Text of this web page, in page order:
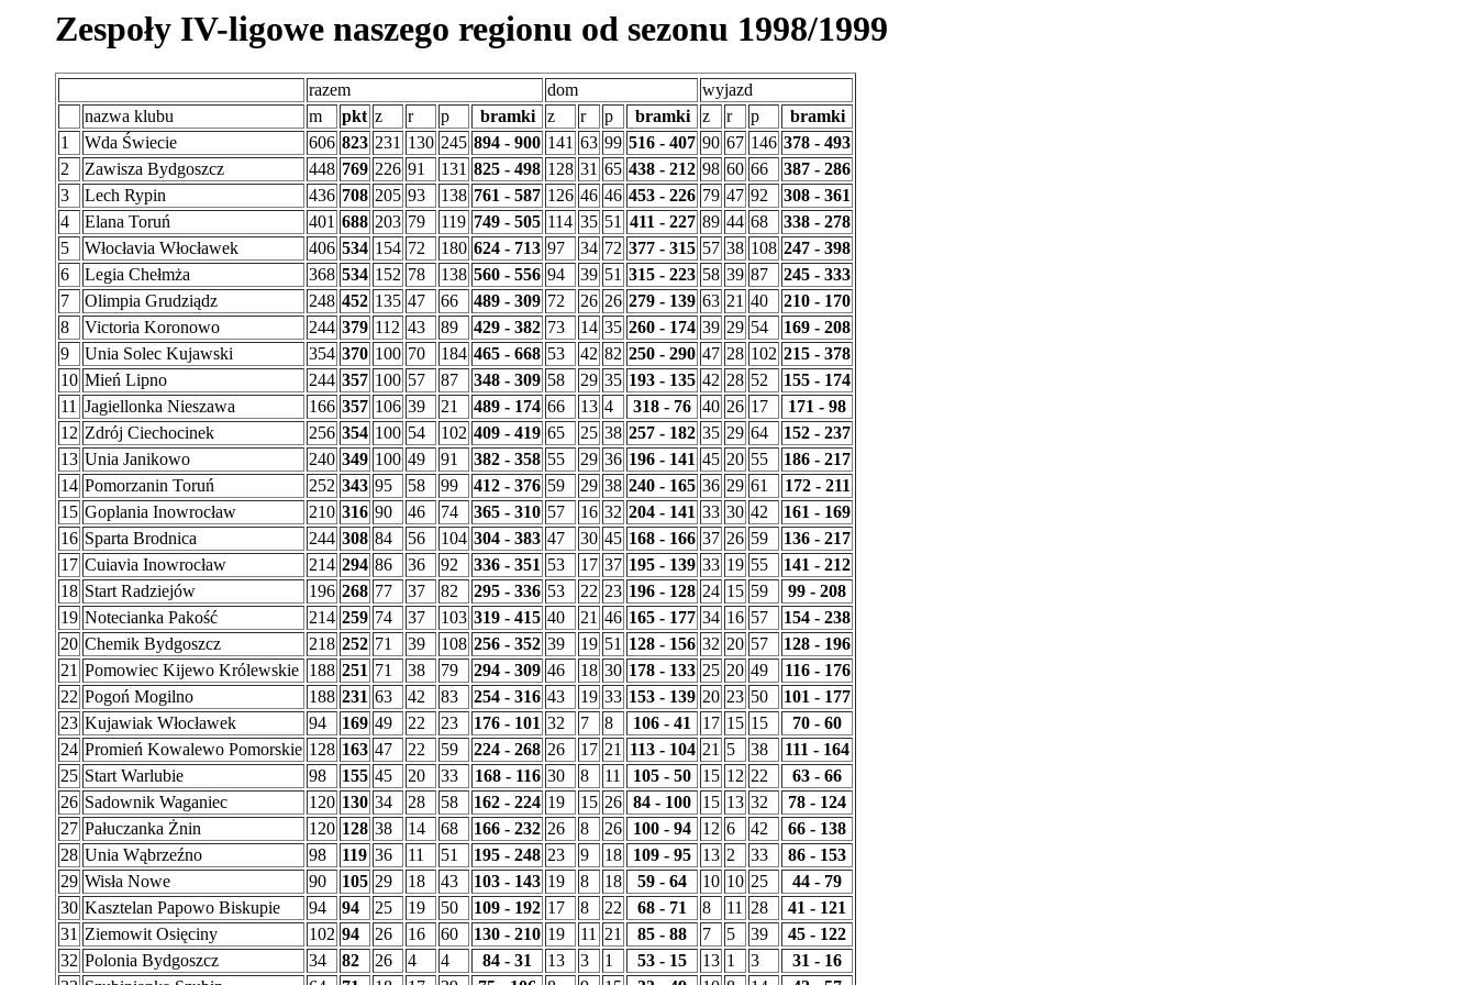
Zespoły IV-ligowe naszego regionu od sezonu 1998/1999
razem dom
wyjazd
nazwa klubu
m pkt z r p bramki z r p bramki z r p
bramki
1
Wda Świecie 606 823 231 130 245 894 - 900 141 63 99 516 - 407 90 67 146 378 - 493
2
Zawisza Bydgoszcz 448 769 226 91 131 825 - 498 128 31 65 438 - 212 98 60 66
387 - 286
3
Lech Rypin 436 708 205 93 138 761 - 587 126 46 46 453 - 226 79 47 92
308 - 361
4
Elana Toruń 401 688 203 79 119 749 - 505 114 35 51 411 - 227 89 44 68
338 - 278
5
Włocłavia Włocławek 406 534 154 72 180 624 - 713 97 34 72 377 - 315 57 38 108 247 - 398
6
Legia Chełmża 368 534 152 78 138 560 - 556 94 39 51 315 - 223 58 39 87
245 - 333
7
Olimpia Grudziądz 248 452 135 47 66 489 - 309 72 26 26 279 - 139 63 21 40
210 - 170
8
Victoria Koronowo 244 379 112 43 89 429 - 382 73 14 35 260 - 174 39 29 54
169 - 208
9
Unia Solec Kujawski 354 370 100 70 184 465 - 668 53 42 82 250 - 290 47 28 102 215 - 378
10 Mień Lipno 244 357 100 57 87 348 - 309 58 29 35 193 - 135 42 28 52
155 - 174
11 Jagiellonka Nieszawa 166 357 106 39 21 489 - 174 66 13 4 318 - 76 40 26 17
171 - 98
12 Zdrój Ciechocinek 256 354 100 54 102 409 - 419 65 25 38 257 - 182 35 29 64
152 - 237
13 Unia Janikowo 240 349 100 49 91 382 - 358 55 29 36 196 - 141 45 20 55
186 - 217
14 Pomorzanin Toruń 252 343 95 58 99 412 - 376 59 29 38 240 - 165 36 29 61
172 - 211
15 Goplania Inowrocław 210 316 90 46 74 365 - 310 57 16 32 204 - 141 33 30 42
161 - 169
16 Sparta Brodnica 244 308 84 56 104 304 - 383 47 30 45 168 - 166 37 26 59
136 - 217
17 Cuiavia Inowrocław 214 294 86 36 92 336 - 351 53 17 37 195 - 139 33 19 55
141 - 212
18 Start Radziejów 196 268 77 37 82 295 - 336 53 22 23 196 - 128 24 15 59
99 - 208
19 Notecianka Pakość 214 259 74 37 103 319 - 415 40 21 46 165 - 177 34 16 57
154 - 238
20 Chemik Bydgoszcz 218 252 71 39 108 256 - 352 39 19 51 128 - 156 32 20 57
128 - 196
21 Pomowiec Kijewo Królewskie 188 251 71 38 79 294 - 309 46 18 30 178 - 133 25 20 49
116 - 176
22 Pogoń Mogilno 188 231 63 42 83 254 - 316 43 19 33 153 - 139 20 23 50
101 - 177
23 Kujawiak Włocławek 94 169 49 22 23 176 - 101 32 7 8 106 - 41 17 15 15
70 - 60
24 Promień Kowalewo Pomorskie 128 163 47 22 59 224 - 268 26 17 21 113 - 104 21 5 38
111 - 164
25 Start Warlubie 98 155 45 20 33 168 - 116 30 8 11 105 - 50 15 12 22
63 - 66
26 Sadownik Waganiec 120 130 34 28 58 162 - 224 19 15 26 84 - 100 15 13 32
78 - 124
27 Pałuczanka Żnin 120 128 38 14 68 166 - 232 26 8 26 100 - 94 12 6 42
66 - 138
28 Unia Wąbrzeźno 98 119 36 11 51 195 - 248 23 9 18 109 - 95 13 2 33
86 - 153
29 Wisła Nowe 90 105 29 18 43 103 - 143 19 8 18 59 - 64 10 10 25
44 - 79
30 Kasztelan Papowo Biskupie 94 94 25 19 50 109 - 192 17 8 22 68 - 71 8 11 28
41 - 121
31 Ziemowit Osięciny 102 94 26 16 60 130 - 210 19 11 21 85 - 88 7 5 39
45 - 122
32 Polonia Bydgoszcz 34 82 26 4 4 84 - 31 13 3 1 53 - 15 13 1 3
31 - 16